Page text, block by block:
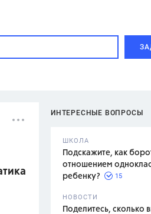
ИНТЕРЕСНЫЕ ВОПРОСЫ
ШКОЛА
Подскажите, как
отношением
ребенку?
15
НОВОСТИ
Поделитесь, сколько